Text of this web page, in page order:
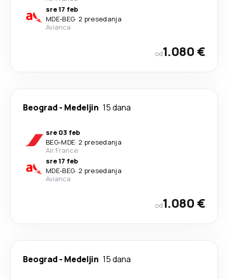
sre 17 feb
MDE-BEG· 2 presedanja
Avianca
od1.080 €
Beograd- Medeljin 15 dana
sre 03 feb
BEG-MDE· 2 presedanja
Air France
sre 17 feb
MDE-BEG· 2 presedanja
Avianca
od1.080 €
Beograd- Medeljin 15 dana